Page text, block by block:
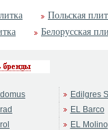
Польская
Белорусская
Edilgres
EL Barco
EL Molino